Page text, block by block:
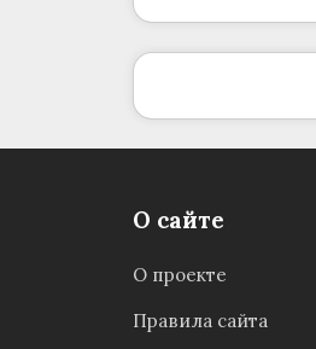
О сайте
О проекте
Правила сайта